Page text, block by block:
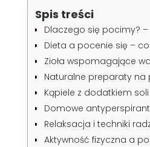
Spis treści